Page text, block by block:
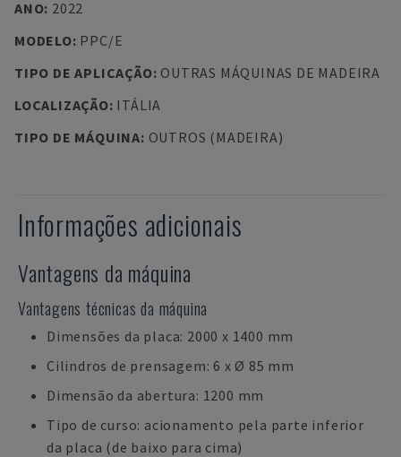
ANO: 2022
MODELO: PPC/E
TIPO DE APLICAÇÃO: OUTRAS MÁQUINAS DE MADEIRA
LOCALIZAÇÃO: ITÁLIA
TIPO DE MÁQUINA: OUTROS (MADEIRA)
Informações adicionais
Vantagens da máquina
Vantagens técnicas da máquina
Dimensões da placa: 2000 x 1400 mm
Cilindros de prensagem: 6 x Ø 85 mm
Dimensão da abertura: 1200 mm
Tipo de curso: acionamento pela parte inferior
da placa (de baixo para cima)